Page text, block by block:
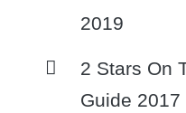
2019
2 Stars On
Guide 2017